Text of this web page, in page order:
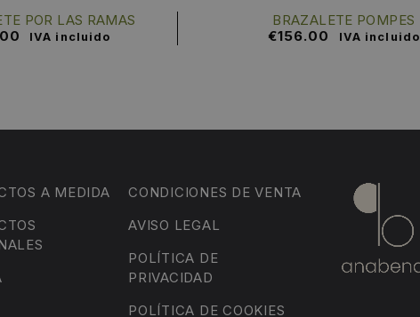
POR LAS RAMAS
IVA incluido
BRAZALETE POMPES
€156.00 IVA incluido
A MEDIDA
CONDICIONES DE VENTA
AVISO LEGAL
POLÍTICA DE
PRIVACIDAD
POLÍTICA DE COOKIES